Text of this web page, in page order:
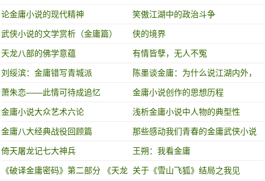
论金庸小说的现代精神 笑傲江湖中的政治斗争
武侠小说的文学赏析（金庸篇） 侠的境界
天龙八部的佛学意蕴 有情皆孽，无人不冤
刘绥滨：金庸错写青城派
陈墨谈金庸：为什么说江湖内外，
金庸都是个传奇？
萧朱恋——此情可待成追忆 金庸小说创作的思想历程
金庸小说大众艺术六论 浅析金庸小说中人物的典型性
金庸八大经典战役回顾篇
那些感动我们青春的金庸武侠小说
中的经典场景
倚天屠龙记七大神兵 王朔：我看金庸
《破译金庸密码》第二部分 《天龙 关于《雪山飞狐》结局之我见